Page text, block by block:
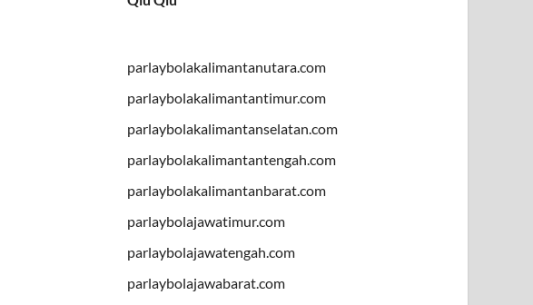
parlaybolakalimantanutara.com
parlaybolakalimantantimur.com
parlaybolakalimantanselatan.com
parlaybolakalimantantengah.com
parlaybolakalimantanbarat.com
parlaybolajawatimur.com
parlaybolajawatengah.com
parlaybolajawabarat.com